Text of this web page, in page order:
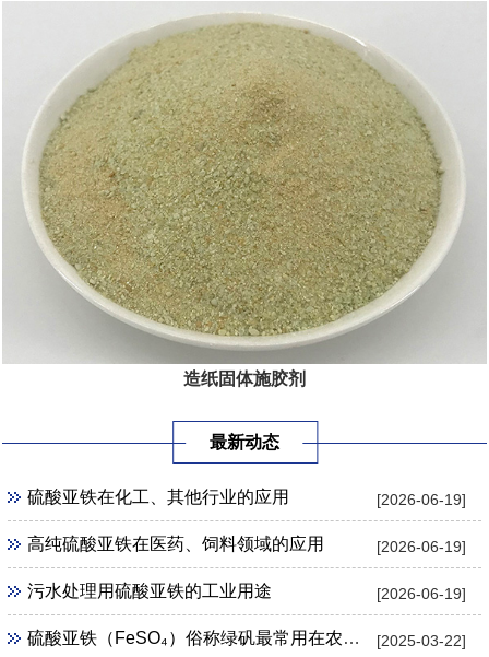
造纸固体施胶剂
最新动态
[2026-06-19]
硫酸亚铁在化工、其他行业的应用
[2026-06-19]
高纯硫酸亚铁在医药、饲料领域的应用
[2026-06-19]
污水处理用硫酸亚铁的工业用途
[2025-03-22]
硫酸亚铁（FeSO₄）俗称绿矾最常用在农业 、 园艺用途